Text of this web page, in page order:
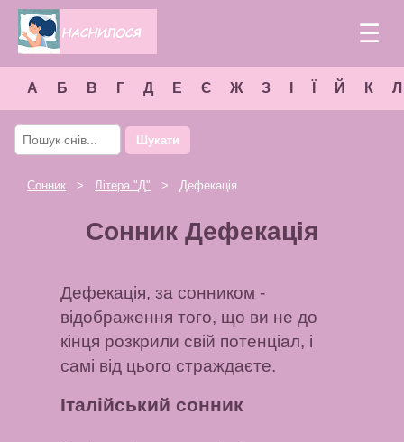
☰
А Б В Г Д Е Є Ж З Й К Л
Шукати
Сонник > Літера "Д" > Дефекація
Сонник Дефекація
Дефекація, за сонником -
відображення того, що ви не до
кінця розкрили свій потенціал, і
самі від цього страждаєте.
Італійський сонник